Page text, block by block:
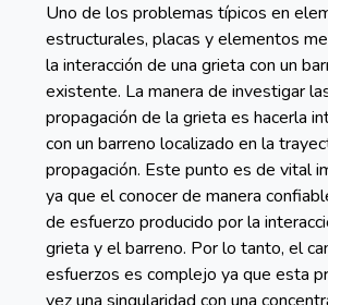
Uno de los problemas típicos en
estructurales, placas y elementos
la interacción de una grieta con un
existente. La manera de investigar las
propagación de la grieta es hacerla
con un barreno localizado en la
propagación. Este punto es de vital
ya que el conocer de manera confiable
de esfuerzo producido por la
grieta y el barreno. Por lo tanto, el
esfuerzos es complejo ya que esta